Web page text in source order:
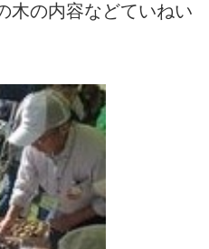
木の内容などていねい